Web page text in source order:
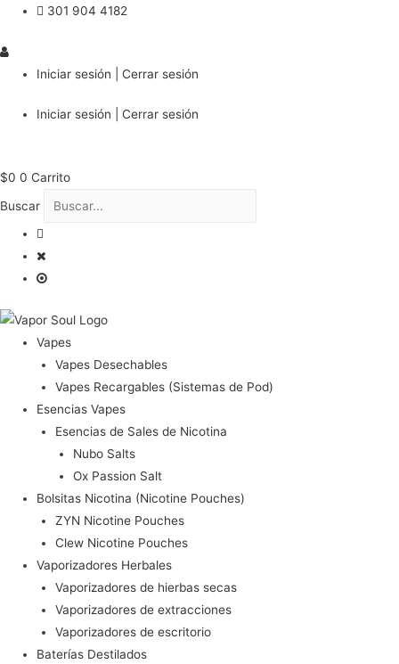
301 904 4182
Iniciar sesión | Cerrar sesión
Iniciar sesión | Cerrar sesión
$0 0 Carrito
Buscar
Vapes
Vapes Desechables
Vapes Recargables (Sistemas de Pod)
Esencias Vapes
Esencias de Sales de Nicotina
Nubo Salts
Ox Passion Salt
Bolsitas Nicotina (Nicotine Pouches)
ZYN Nicotine Pouches
Clew Nicotine Pouches
Vaporizadores Herbales
Vaporizadores de hierbas secas
Vaporizadores de extracciones
Vaporizadores de escritorio
Baterías Destilados